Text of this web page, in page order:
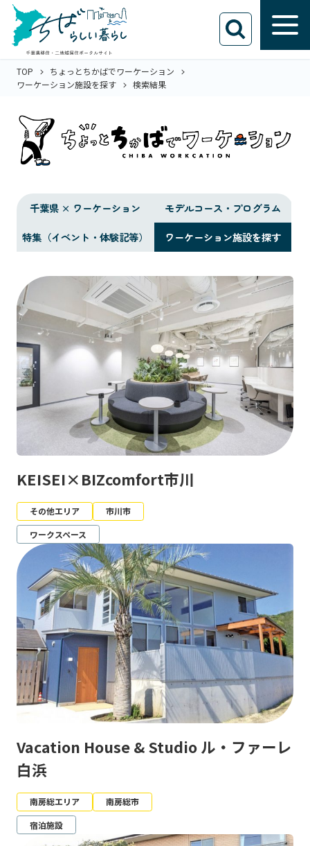
TOP
ちょっとちかばでワーケーション
ワーケーション施設を探す
検索結果
千葉県 × ワーケーション
モデルコース・プログラム
特集（イベント・体験記等）
ワーケーション施設を探す
KEISEI×BIZcomfort市川
その他エリア
市川市
ワークスペース
Vacation House & Studio ル・ファーレ
白浜
南房総エリア
南房総市
宿泊施設